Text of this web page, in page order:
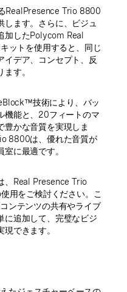
RealPresence Trio 8800
します。さらに、ビジュ
加したPolycom Real
ットを使用すると、同じ
イデア、コンセプト、反
す。
技術により、バッ
機能と、20フィートのマ
豊かな音質を実現しま
8800は、優れた音質が
に最適です。
、Real Presence Trio
用をご検討ください。こ
ンテンツの共有やライブ
に追加して、完璧なビジ
できます。